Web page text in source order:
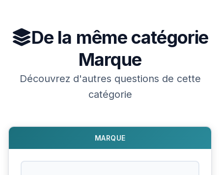
De la même catégorie
Marque
Découvrez d'autres questions de cette
catégorie
MARQUE